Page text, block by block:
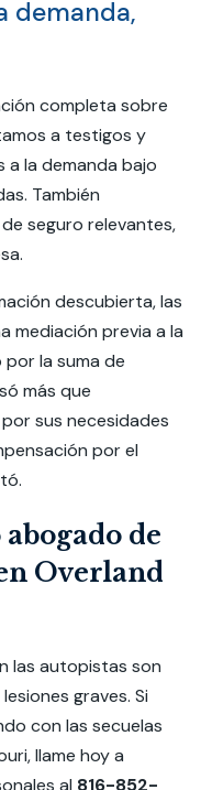
demanda,
completa sobre
a testigos y
a la demanda bajo
También
seguro relevantes,
descubierta, las
mediación previa a la
la suma de
más que
sus necesidades
por el
de
Overland
las autopistas son
graves. Si
con las secuelas
llame hoy a
al 816-852-